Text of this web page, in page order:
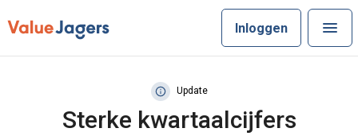
Inloggen
Update
Sterke kwartaalcijfers